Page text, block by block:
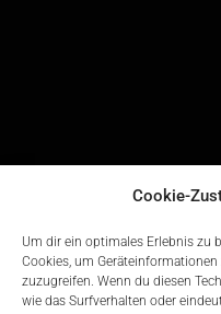
Cookie-
Um dir ein optimales Erlebnis zu
Cookies, um
zuzugreifen. Wenn du diesen
wie das Surfverhalten oder